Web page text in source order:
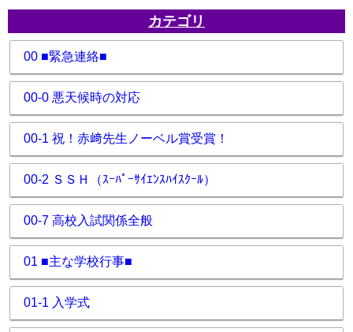
カテゴリ
00 ■緊急連絡■
00-0 悪天候時の対応
00-1 祝！赤﨑先生ノーベル賞受賞！
00-2 ＳＳＨ（ｽｰﾊﾟｰｻｲｴﾝｽﾊｲｽｸｰﾙ）
00-7 高校入試関係全般
01 ■主な学校行事■
01-1 入学式